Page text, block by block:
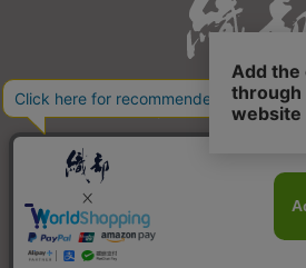
ONLINE
COPYRIGHT © ORIBE ALL